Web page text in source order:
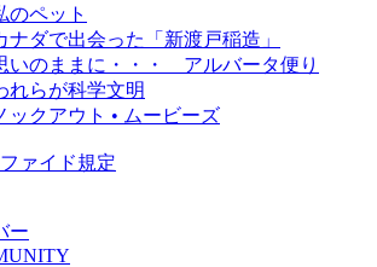
のペット
ナダで出会った「新渡戸稲造」
いのままに・・・ アルバータ便り
れらが科学文明
ックアウト • ムービーズ
ァイド規定
ー